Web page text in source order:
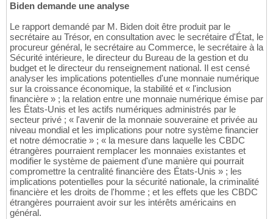
Biden demande une analyse
Le rapport demandé par M. Biden doit être produit par le
secrétaire au Trésor, en consultation avec le secrétaire d'État, le
procureur général, le secrétaire au Commerce, le secrétaire à la
Sécurité intérieure, le directeur du Bureau de la gestion et du
budget et le directeur du renseignement national. Il est censé
analyser les implications potentielles d'une monnaie numérique
sur la croissance économique, la stabilité et « l'inclusion
financière » ; la relation entre une monnaie numérique émise par
les États-Unis et les actifs numériques administrés par le
secteur privé ; « l'avenir de la monnaie souveraine et privée au
niveau mondial et les implications pour notre système financier
et notre démocratie » ; « la mesure dans laquelle les CBDC
étrangères pourraient remplacer les monnaies existantes et
modifier le système de paiement d'une manière qui pourrait
compromettre la centralité financière des États-Unis » ; les
implications potentielles pour la sécurité nationale, la criminalité
financière et les droits de l'homme ; et les effets que les CBDC
étrangères pourraient avoir sur les intérêts américains en
général.